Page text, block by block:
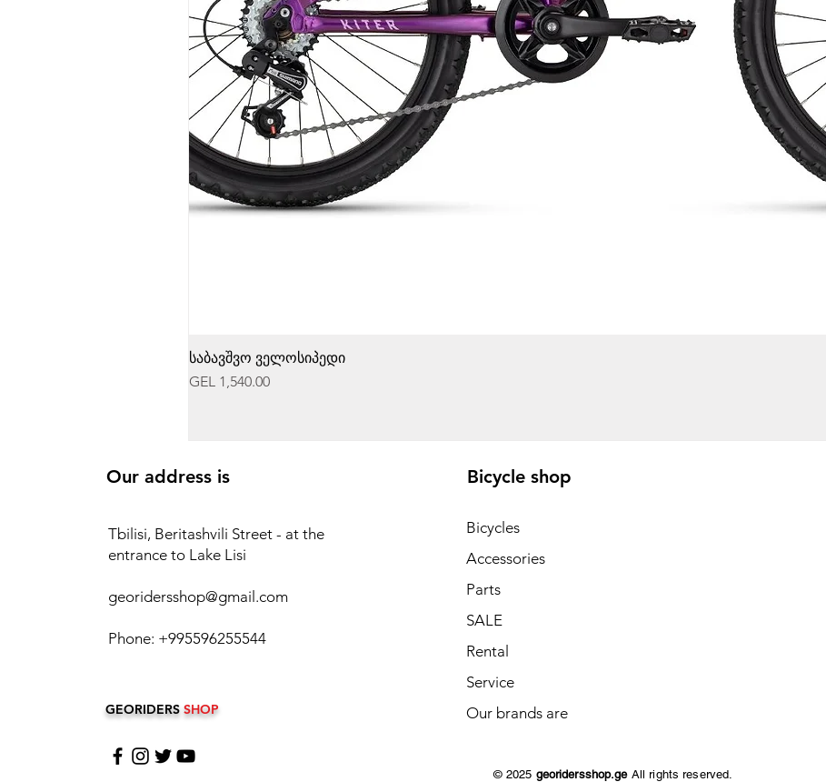
საბავშვო ველოსიპედი
Price
GEL 1,540.00
Our address is
Tbilisi, Beritashvili Street - at the
entrance to Lake Lisi
georidersshop@gmail.com
Phone: +995596255544
GEORIDERS SHOP
Bicycle shop
Bicycles
Accessories
Parts
SALE
Rental
Service
Our brands are
© 2025 georidersshop.geAll rights reserved.